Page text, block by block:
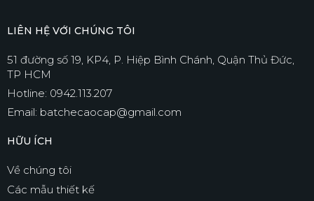
LIÊN HỆ VỚI CHÚNG TÔI
51 đường số 19, KP4, P. Hiệp Bình Chánh, Quận Thủ Đức,
TP HCM
Hotline: 0942.113.207
Email: batchecaocap@gmail.com
HỮU ÍCH
Về chúng tôi
Các mẫu thiết kế